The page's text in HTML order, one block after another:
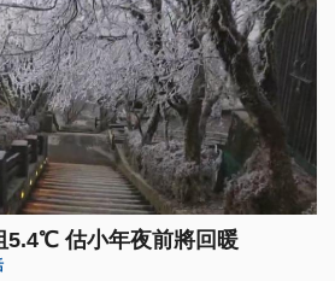
5.4℃ 估小年夜前將回暖